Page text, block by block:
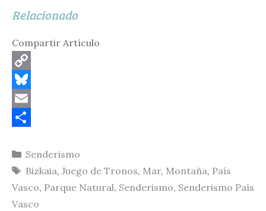
Relacionado
Compartir Artículo
C
o
p
L
i
n
B
e
s
k
E
a
i
o
m
p
Categorías
Senderismo
Etiquetas
Bizkaia, Juego de Tronos, Mar, Montaña, País
Vasco, Parque Natural, Senderismo, Senderismo País
Vasco